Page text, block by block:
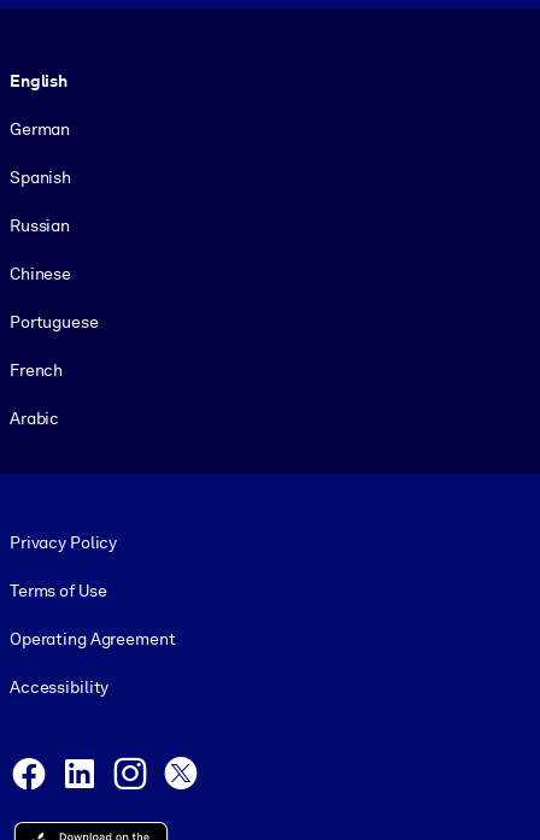
English
German
Spanish
Russian
Chinese
Portuguese
French
Arabic
Privacy Policy
Terms of Use
Operating Agreement
Accessibility
Facebook
LinkedInInstagram